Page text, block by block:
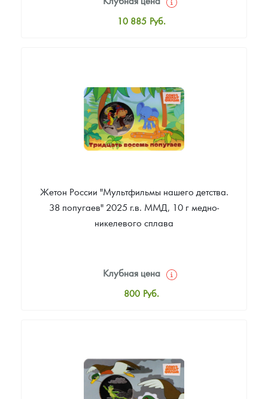
10 885 Руб.
Звоните
Жетон России "Мультфильмы нашего детства.
38 попугаев" 2025 г.в. ММД, 10 г медно-
никелевого сплава
Клубная цена
800 Руб.
Звоните